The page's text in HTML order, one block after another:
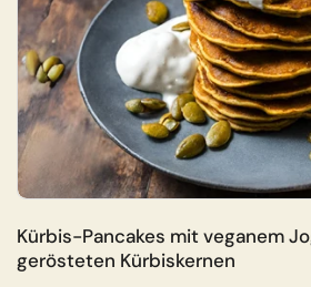
Kürbis-Pancakes mit veganem
gerösteten Kürbiskernen